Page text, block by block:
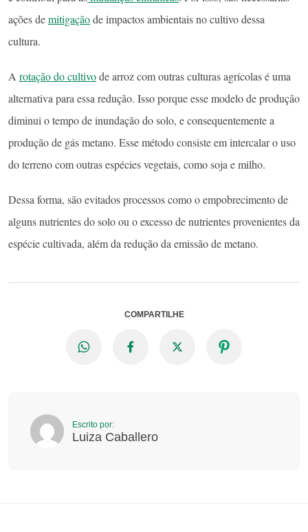
ações demitigaçãode impactos ambientais no cultivo dessa
cultura.
A rotação do cultivode arroz com outras culturas agrícolas é uma
alternativa para essa redução. Isso porque esse modelo de produção
diminui o tempo de inundação do solo, e consequentemente a
produção de gás metano. Esse método consiste em intercalar o uso
do terreno com outras espécies vegetais, como soja e milho.
Dessa forma, são evitados processos como o empobrecimento de
alguns nutrientes do solo ou o excesso de nutrientes provenientes da
espécie cultivada, além da redução da emissão de metano.
COMPARTILHE
Escrito por:
Luiza Caballero